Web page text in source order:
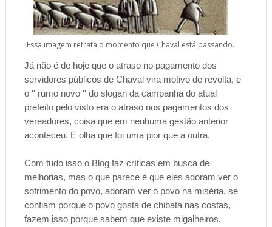
Essa imagem retrata o momento que Chaval está passando.
Já não é de hoje que o atraso no pagamento dos
servidores públicos de Chaval vira motivo de revolta, e
o '' rumo novo '' do slogan da campanha do atual
prefeito pelo visto era o atraso nos pagamentos dos
vereadores, coisa que em nenhuma gestão anterior
aconteceu. E olha que foi uma pior que a outra.
Com tudo isso o Blog faz críticas em busca de
melhorias, mas o que parece é que eles adoram ver o
sofrimento do povo, adoram ver o povo na miséria, se
confiam porque o povo gosta de chibata nas costas,
fazem isso porque sabem que existe migalheiros,